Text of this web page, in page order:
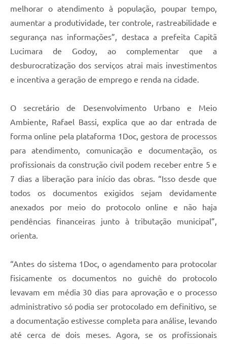
melhorar o atendimento à população, poupar tempo,
aumentar a produtividade, ter controle, rastreabilidade e
segurança nas informações”, destaca a prefeita Capitã
Lucimara de Godoy, ao complementar que a
desburocratização dos serviços atrai mais investimentos
e incentiva a geração de emprego e renda na cidade.
O secretário de Desenvolvimento Urbano e Meio
Ambiente, Rafael Bassi, explica que ao dar entrada de
forma online pela plataforma 1Doc, gestora de processos
para atendimento, comunicação e documentação, os
profissionais da construção civil podem receber entre 5 e
7 dias a liberação para início das obras. “Isso desde que
todos os documentos exigidos sejam devidamente
anexados por meio do protocolo online e não haja
pendências financeiras junto à tributação municipal”,
orienta.
“Antes do sistema 1Doc, o agendamento para protocolar
fisicamente os documentos no guichê do protocolo
levavam em média 30 dias para aprovação e o processo
administrativo só podia ser protocolado em definitivo, se
a documentação estivesse completa para análise, levando
até cerca de dois meses. Agora, se os profissionais